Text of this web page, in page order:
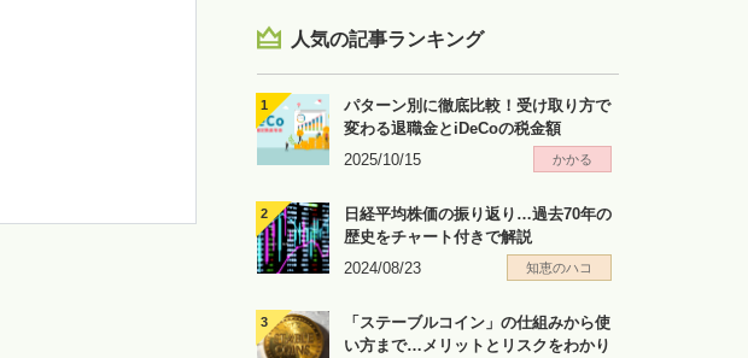
人気の記事ランキング
パターン別に徹底比較！受け取り方で
変わる退職金とiDeCoの税金額
2025/10/15
かかる
日経平均株価の振り返り…過去70年の
歴史をチャート付きで解説
2024/08/23
知恵のハコ
「ステーブルコイン」の仕組みから使
い方まで…メリットとリスクをわかり